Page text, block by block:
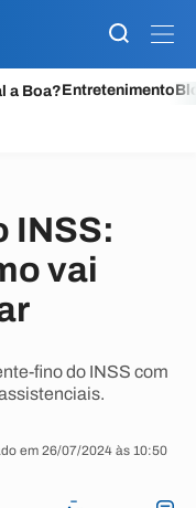
a Boa?Entretenimento
INSS:
vai
fino do INSS com
em 26/07/2024 às 10:50